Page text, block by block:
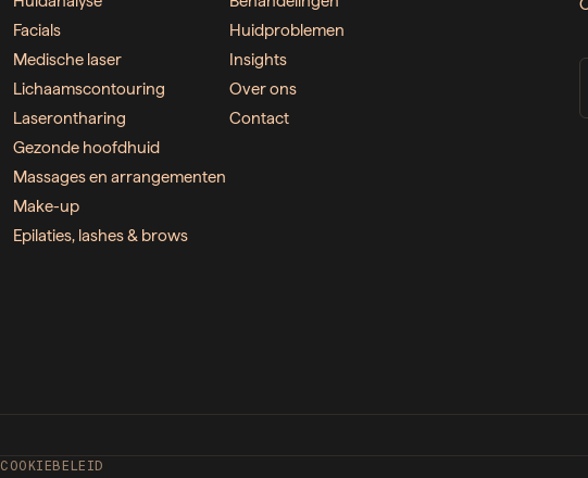
Facials
Medische laser
Lichaamscontouring
Laserontharing
Gezonde hoofdhuid
Massages en arrangementen
Make-up
Epilaties, lashes & brows
Huidproblemen
Insights
Over ons
Contact
COOKIEBELEID